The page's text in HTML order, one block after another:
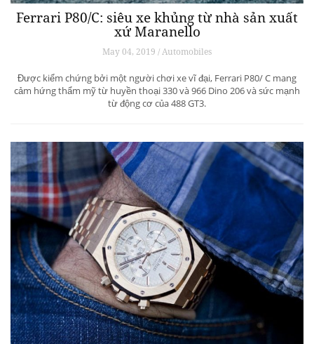
Ferrari P80/C: siêu xe khủng từ ​​nhà sản xuất
xứ Maranello
May 04, 2019 / Automobiles
Được kiểm chứng bởi một người chơi xe vĩ đại, Ferrari P80/ C mang
cảm hứng thẩm mỹ từ huyền thoại 330 và 966 Dino 206 và sức mạnh
từ động cơ của 488 GT3.